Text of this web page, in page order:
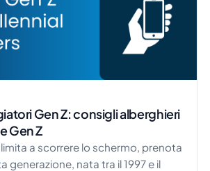
Gen Z: consigli alberghieri
Gen Z
limita a scorrere lo schermo, prenota
generazione, nata tra il 1997 e il